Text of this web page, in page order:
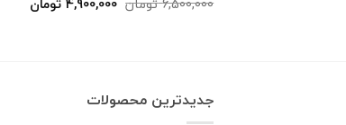
اصلی
جدیدترین محصولات